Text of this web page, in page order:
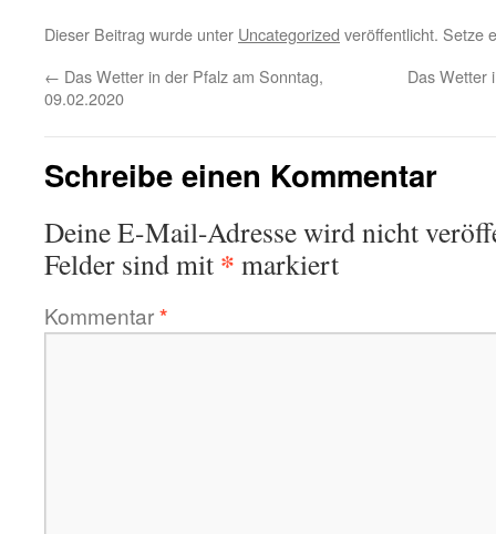
Dieser Beitrag wurde unter Uncategorized veröffentlicht. Setze
← Das Wetter in der Pfalz am Sonntag,
09.02.2020
Das Wetter
Schreibe einen Kommentar
Deine E-Mail-Adresse wird nicht
Felder sind mit * markiert
Kommentar*